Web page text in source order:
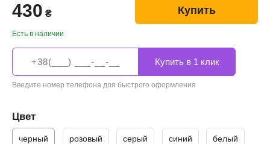
430 ₴
Есть в наличии
Купить
Введите номер телефона для быстрого оформления
Цвет
черный розовый серый синий белый